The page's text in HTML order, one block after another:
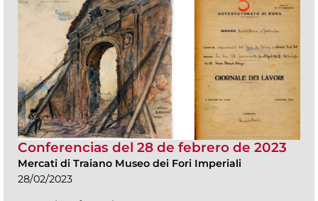
Conferencias del 28 de febrero de 2023
Mercati di Traiano Museo dei Fori Imperiali
28/02/2023